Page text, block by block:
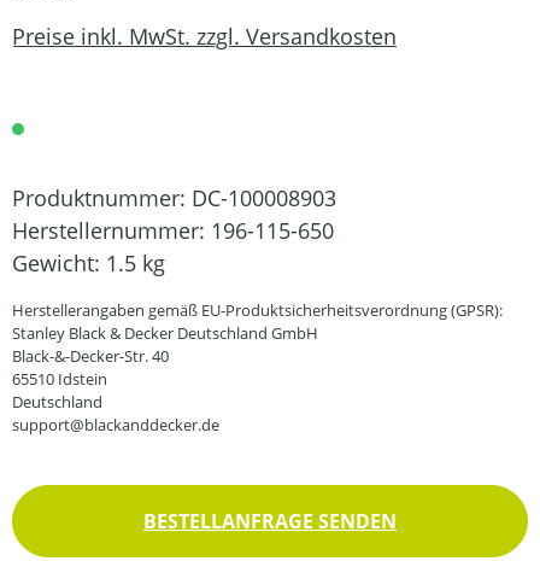
Preise inkl. MwSt. zzgl. Versandkosten
Produktnummer: DC-100008903
Herstellernummer: 196-115-650
Gewicht: 1.5 kg
Herstellerangaben gemäß EU-Produktsicherheitsverordnung (GPSR):
Stanley Black & Decker Deutschland GmbH
Black-&-Decker-Str. 40
65510 Idstein
Deutschland
support@blackanddecker.de
BESTELLANFRAGE SENDEN